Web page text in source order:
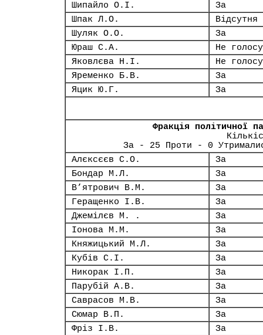
Шипайло О.І.
За
Шпак Л.О.
Відсутня
Шуляк О.О.
За
Юраш С.А.
Не
Яковлєва Н.І.
Не
Яременко Б.В.
За
Яцик Ю.Г.
За
Фракція політичної
За - 25 Проти - 0
Алєксєєв С.О.
За
Бондар М.Л.
За
В’ятрович В.М.
За
Геращенко І.В.
За
Джемілєв М. .
За
Іонова М.М.
За
Княжицький М.Л.
За
Кубів С.І.
За
Никорак І.П.
За
Парубій А.В.
За
Саврасов М.В.
За
Сюмар В.П.
За
Фріз І.В.
За